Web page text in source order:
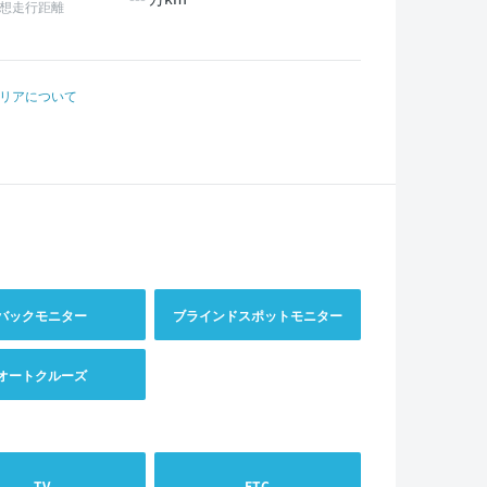
走行距離
アについて
ックモニター ブラインドスポットモニター
ートクルーズ